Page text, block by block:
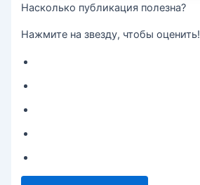
Насколько публикация полезна?
Нажмите на звезду, чтобы оценить!